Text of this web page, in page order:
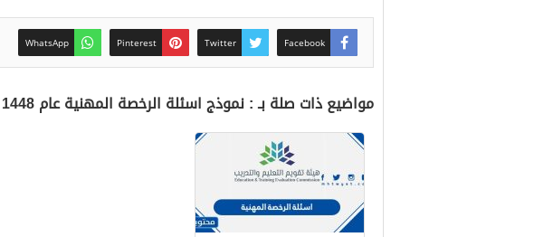
Facebook
Twitter
Pinterest
WhatsApp
مواضيع ذات صلة بـ : نموذج اسئلة الرخصة المهنية عام 1448 مع الاجابات pdf